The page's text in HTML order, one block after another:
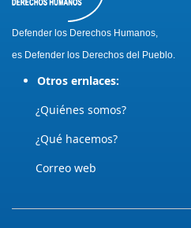
Defender los Derechos Humanos,
es Defender los Derechos del Pueblo.
Otros ernlaces:
¿Quiénes somos?
¿Qué hacemos?
Correo web